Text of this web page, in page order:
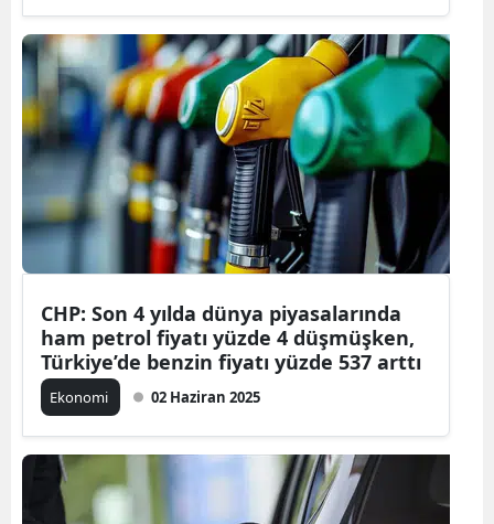
CHP: Son 4 yılda dünya piyasalarında
ham petrol fiyatı yüzde 4 düşmüşken,
Türkiye’de benzin fiyatı yüzde 537 arttı
Ekonomi 02 Haziran 2025